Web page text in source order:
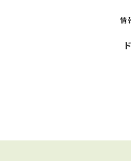
情